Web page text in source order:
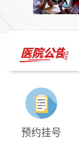
预约挂号